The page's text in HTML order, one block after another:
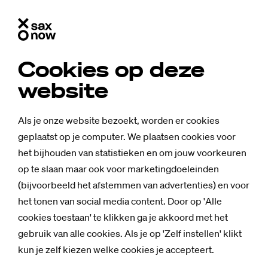
Cookies op deze
website
Als je onze website bezoekt, worden er cookies
geplaatst op je computer. We plaatsen cookies voor
het bijhouden van statistieken en om jouw voorkeuren
op te slaan maar ook voor marketingdoeleinden
(bijvoorbeeld het afstemmen van advertenties) en voor
het tonen van social media content. Door op 'Alle
cookies toestaan' te klikken ga je akkoord met het
gebruik van alle cookies. Als je op 'Zelf instellen' klikt
kun je zelf kiezen welke cookies je accepteert.